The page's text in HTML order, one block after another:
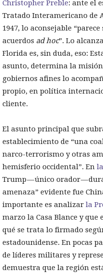
Christopher Preble: ante el
Tratado Interamericano de
1947, lo aconsejable
acuerdos ad hoc”. Lo
Florida es, sin duda, eso:
asunto, determina la
gobiernos afines lo
propio, en política
cliente.
El asunto principal que
establecimiento de “una
narco-terrorismo y otras
hemisferio occidental”. En
Trump — único orador —
amenaza” evidente fue
importante es analizar la
marzo la Casa Blance y que
qué se trata lo firmado
estadounidense. En pocas
de líderes militares y
demuestra que la región